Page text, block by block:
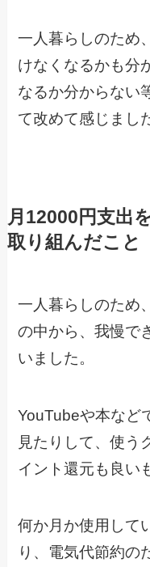
一人暮らしのため
けなくなるかも分
なるか分からない
て改めて感じまし
月12000円支出
取り組んだこと
一人暮らしのため
の中から、我慢で
いました。
YouTubeや本など
見たりして、使う
イント還元も良い
何か月か使用して
り、電気代節約の